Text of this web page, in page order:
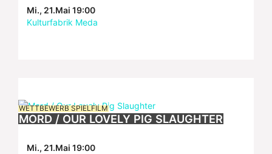
Mi., 21.Mai 19:00
Kulturfabrik Meda
WETTBEWERB SPIELFILM
MORD / OUR LOVELY PIG SLAUGHTER
Mi., 21.Mai 19:00